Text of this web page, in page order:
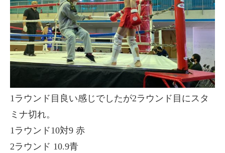
1ラウンド目良い感じでしたが2ラウンド目にスタ
ミナ切れ。
1ラウンド10対9 赤
2ラウンド 10.9青